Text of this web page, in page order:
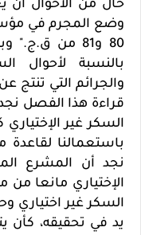
حال من الأحوال أن
وضع المجرم في
80 و81 من
بالنسبة لأحوال
والجرائم التي تنتج
قراءة هذا الفصل
السكر غير
نجد أن المشرع
الإختياري مانعا من
السكر غير اختياري
يد في تحقيقه، كأن